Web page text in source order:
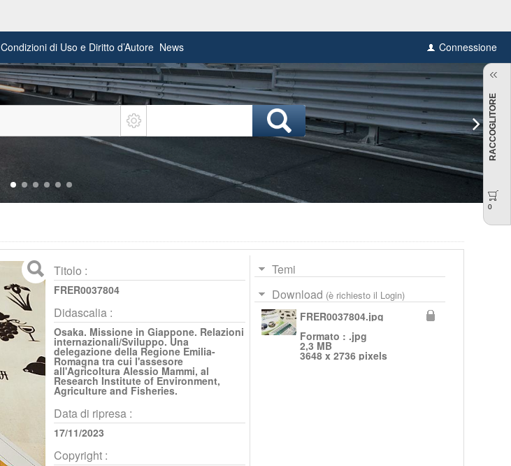
Condizioni di Uso e Diritto d’Autore News Connessione
Titolo :
FRER0037804
Didascalia :
Osaka. Missione in Giappone. Relazioni
internazionali/Sviluppo. Una
delegazione della Regione Emilia-
Romagna tra cui l'assesore
all'Agricoltura Alessio Mammi, al
Research Institute of Environment,
Agriculture and Fisheries.
Data di ripresa :
17/11/2023
Copyright :
Temi
Download (è richiesto il Login)
FRER0037804.jpg
Formato : .jpg
2,3 MB
3648 x 2736 pixels
RACCOGLITORE
0